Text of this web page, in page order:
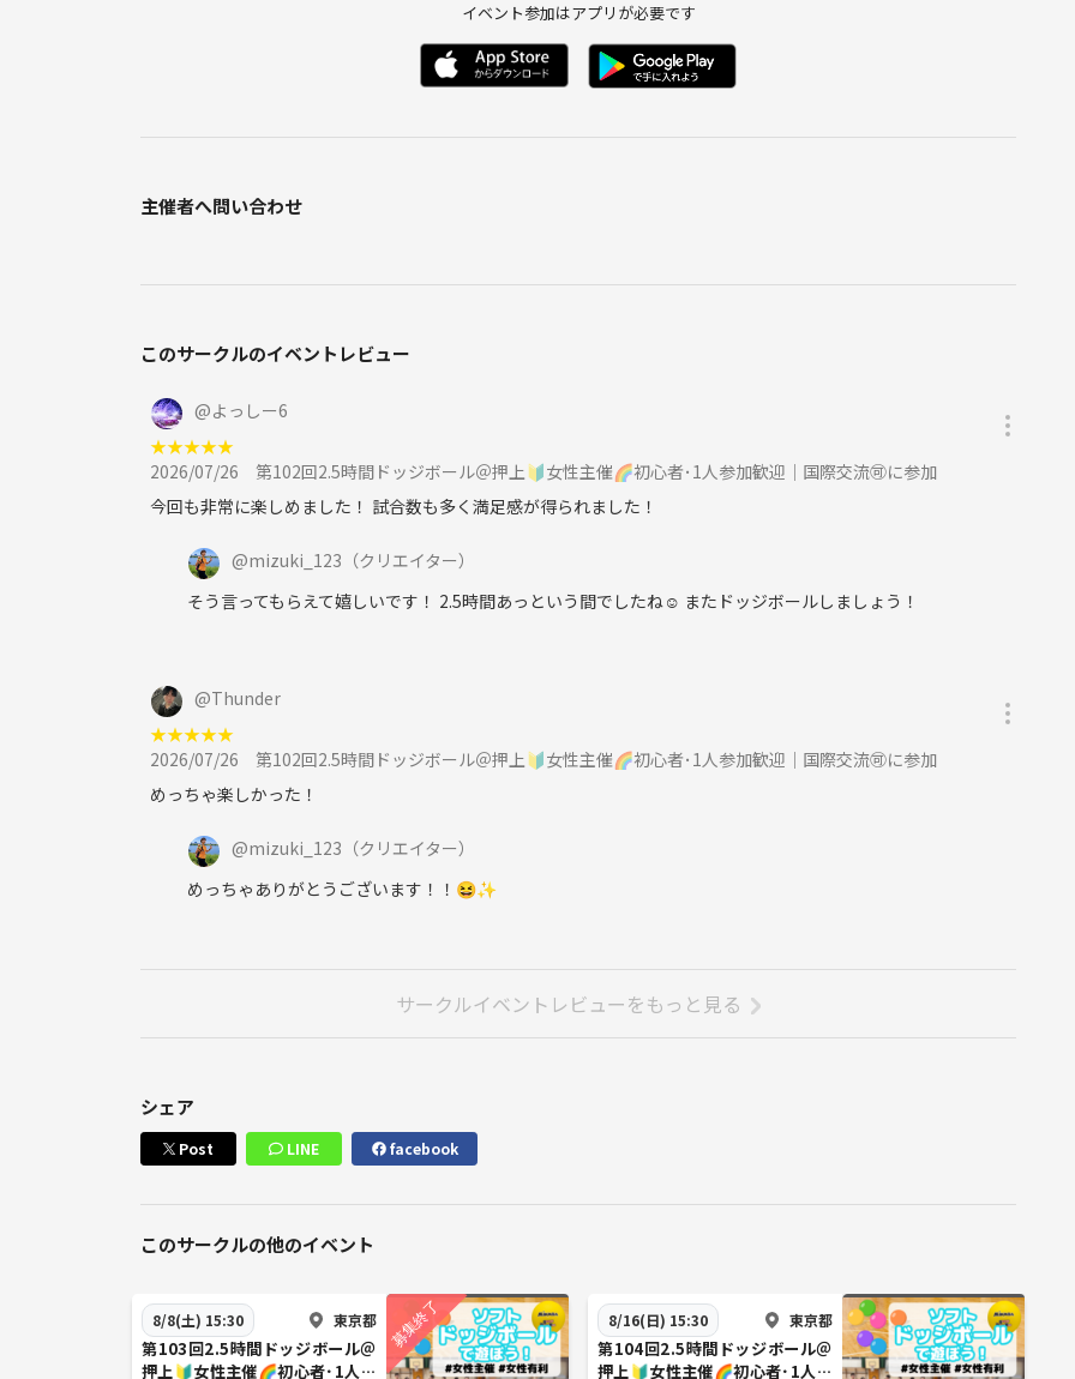
イベント参加はアプリが必要です
主催者へ問い合わせ
このサークルのイベントレビュー
@よっしー6
★★★★★
2026/07/26
第102回2.5時間ドッジボール＠押上🔰女性主催🌈初心者･1人参加歓迎│国際交流🉑に参加
今回も非常に楽しめました！ 試合数も多く満足感が得られました！
@mizuki_123 （クリエイター）
そう言ってもらえて嬉しいです！ 2.5時間あっという間でしたね☺ またドッジボールしましょう！
@Thunder
★★★★★
2026/07/26
第102回2.5時間ドッジボール＠押上🔰女性主催🌈初心者･1人参加歓迎│国際交流🉑に参加
めっちゃ楽しかった！
@mizuki_123 （クリエイター）
めっちゃありがとうございます！！😆✨
サークルイベントレビューをもっと見る
シェア
Post LINE facebook
このサークルの他のイベント
8/8(土) 15:30 東京都
第103回2.5時間ドッジボール＠
押上🔰女性主催🌈初心者･1人参
8/16(日) 15:30 東京都
第104回2.5時間ドッジボール＠
押上🔰女性主催🌈初心者･1人参